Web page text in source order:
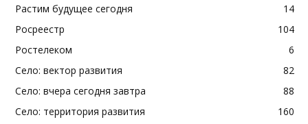
Растим будущее сегодня
14
Росреестр
104
Ростелеком
6
Село: вектор развития
82
Село: вчера сегодня завтра
88
Село: территория развития
160